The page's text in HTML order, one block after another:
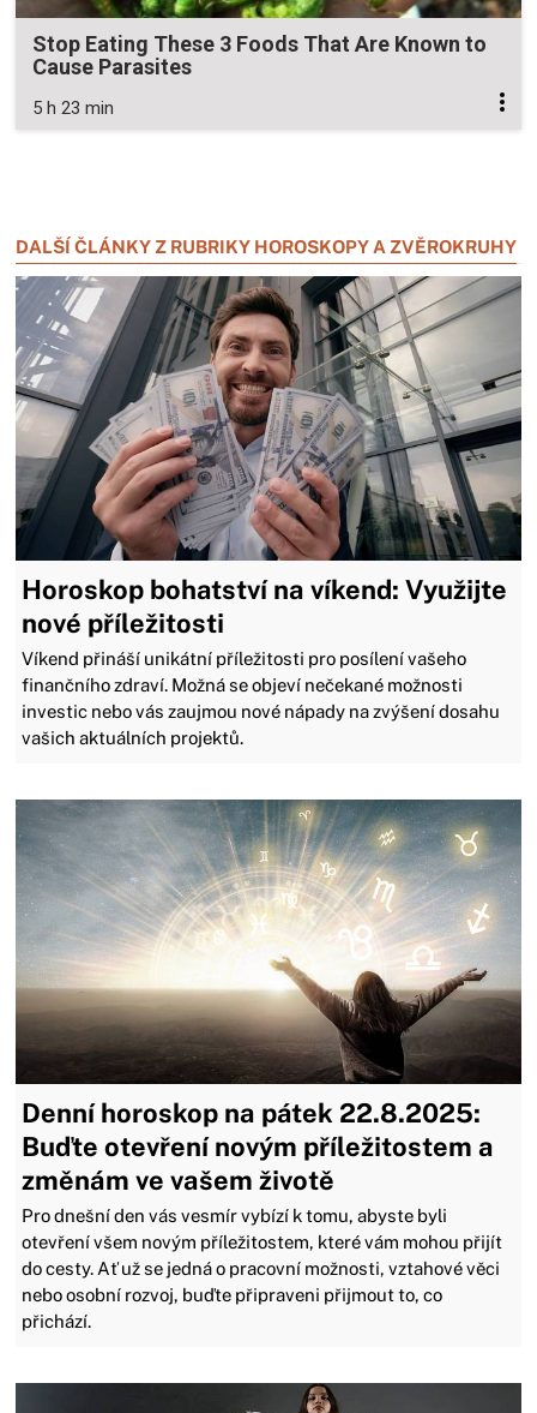
Stop Eating These 3 Foods That Are Known to
Cause Parasites
5 h 23 min
DALŠÍ ČLÁNKY Z RUBRIKY HOROSKOPY A ZVĚROKRUHY
Horoskop bohatství na víkend: Využijte
nové příležitosti
Víkend přináší unikátní příležitosti pro posílení vašeho
finančního zdraví. Možná se objeví nečekané možnosti
investic nebo vás zaujmou nové nápady na zvýšení dosahu
vašich aktuálních projektů.
Denní horoskop na pátek 22.8.2025:
Buďte otevření novým příležitostem a
změnám ve vašem životě
Pro dnešní den vás vesmír vybízí k tomu, abyste byli
otevření všem novým příležitostem, které vám mohou přijít
do cesty. Ať už se jedná o pracovní možnosti, vztahové věci
nebo osobní rozvoj, buďte připraveni přijmout to, co
přichází.